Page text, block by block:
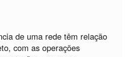
de uma rede têm relação
com as operações